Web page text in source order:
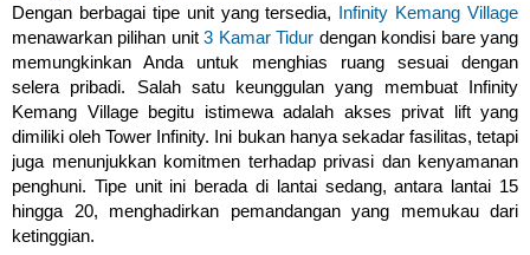
Dengan berbagai tipe unit yang tersedia, Infinity Kemang Village
menawarkan pilihan unit3 Kamar Tidur dengan kondisi bare yang
memungkinkan Anda untuk menghias ruang sesuai dengan
selera pribadi. Salah satu keunggulan yang membuat Infinity
Kemang Village begitu istimewa adalah akses privat lift yang
dimiliki oleh Tower Infinity. Ini bukan hanya sekadar fasilitas, tetapi
juga menunjukkan komitmen terhadap privasi dan kenyamanan
penghuni. Tipe unit ini berada di lantai sedang, antara lantai 15
hingga 20, menghadirkan pemandangan yang memukau dari
ketinggian.